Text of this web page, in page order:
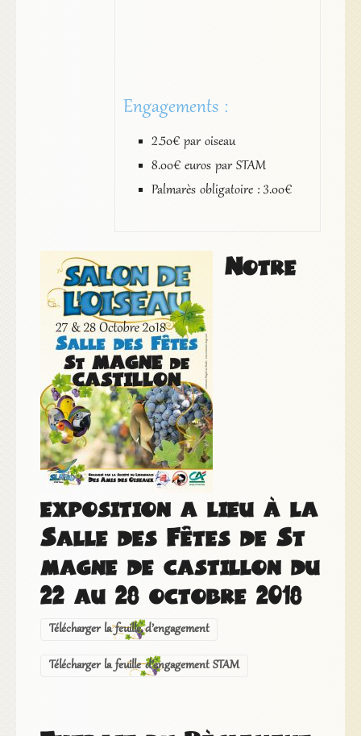
Engagements :
2.50€ par oiseau
8.00€ euros par STAM
Palmarès obligatoire : 3.00€
Notre
exposition a lieu à la
Salle des Fêtes de St
magne de castillon du
22 au 28 octobre 2018
Télécharger la feuille d’engagement
Télécharger la feuille d’engagement STAM